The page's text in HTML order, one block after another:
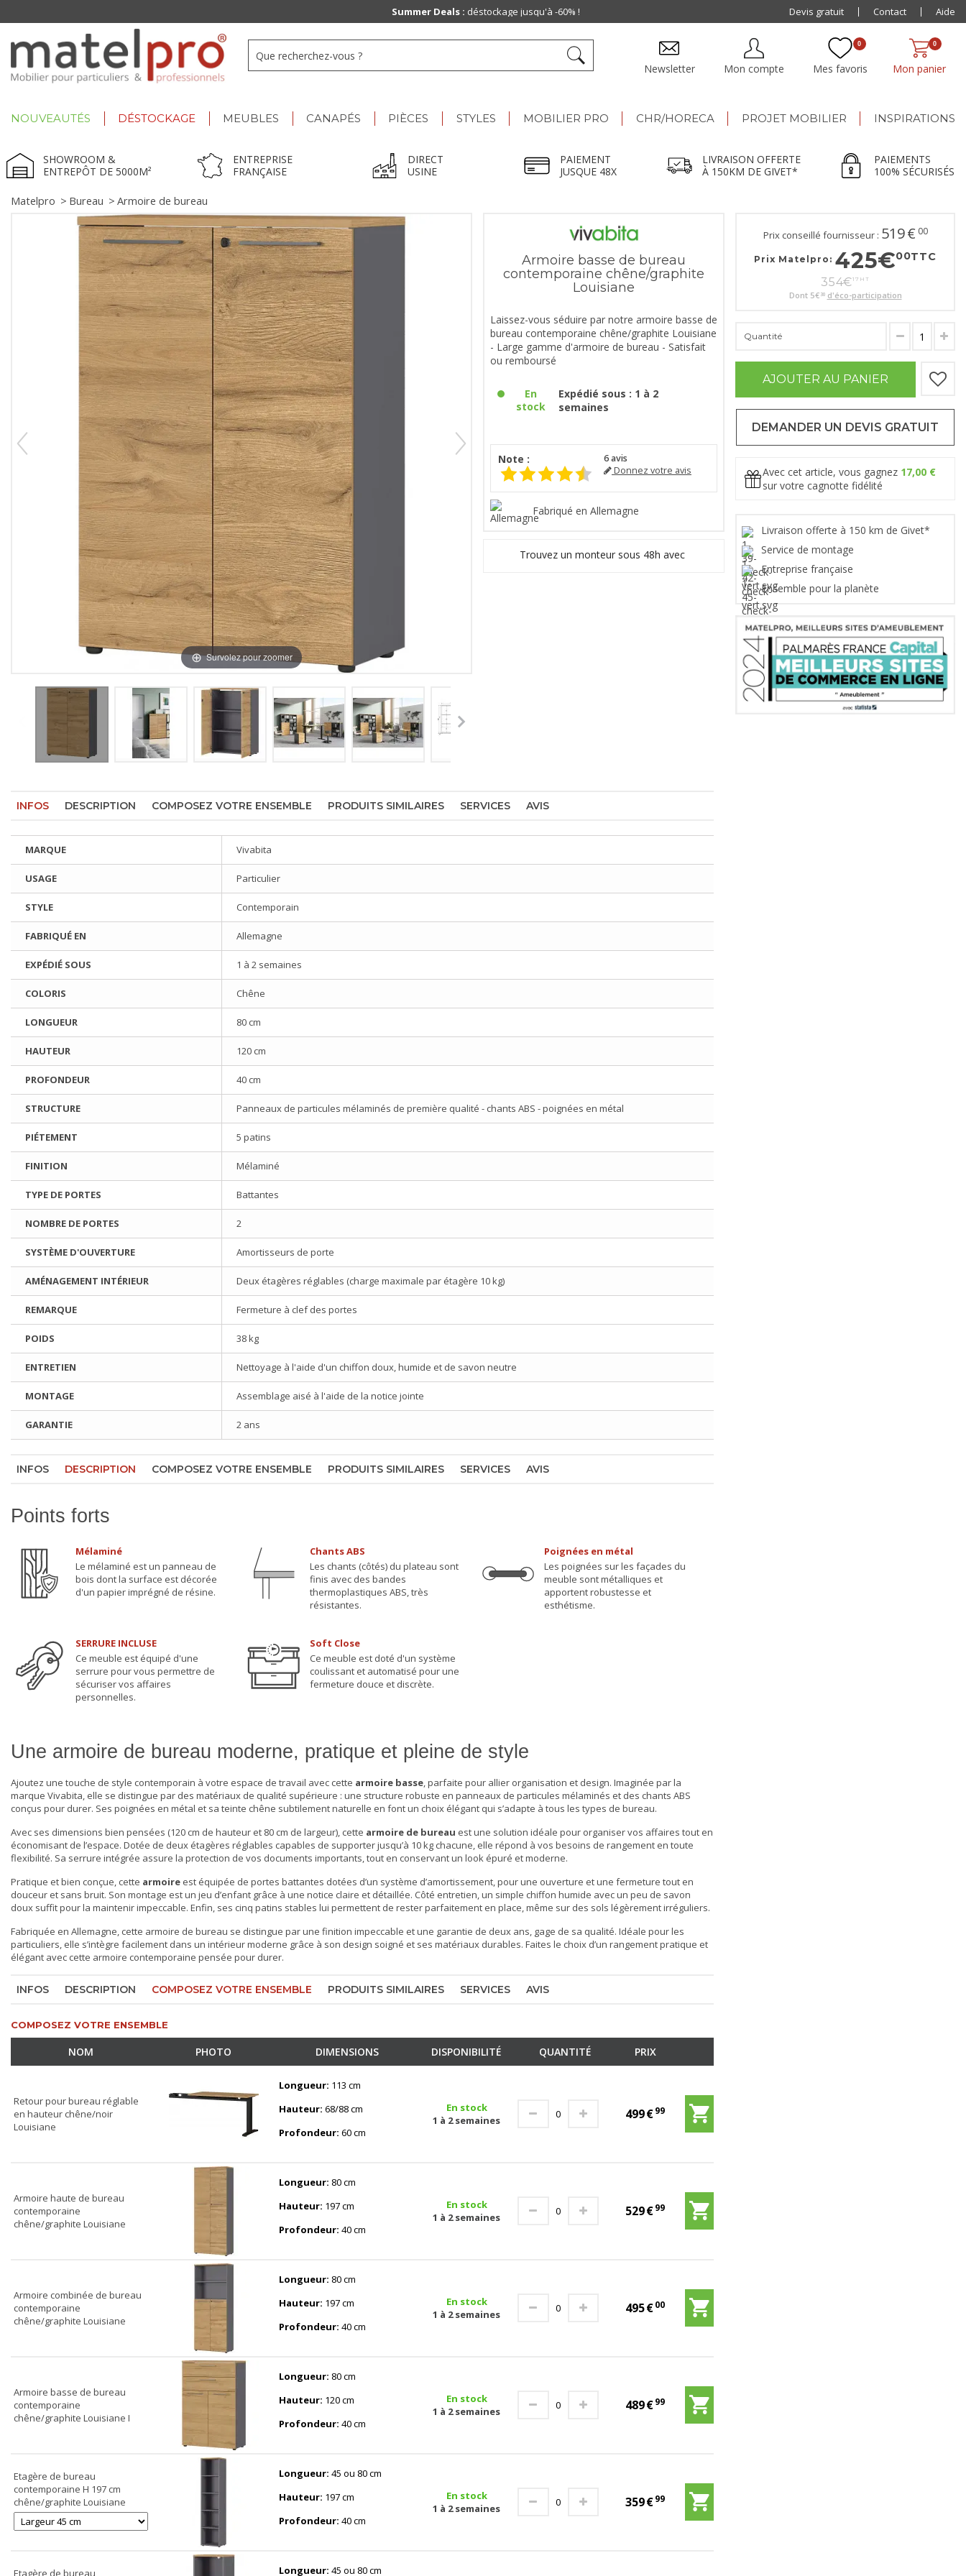
Mon panier
0
Mes favoris
0
Mon compte
Newsletter
NOUVEAUTÉS DÉSTOCKAGE MEUBLES CANAPÉS PIÈCES STYLES MOBILIER PRO CHR/HORECA PROJET MOBILIER INSPIRATIONS
SHOWROOM &
ENTREPÔT DE 5000M²
ENTREPRISE
FRANÇAISE
DIRECT
USINE
PAIEMENT
JUSQUE 48X
LIVRAISON OFFERTE
À 150KM DE GIVET*
PAIEMENTS
100% SÉCURISÉS
Matelpro > Bureau > Armoire de bureau
Survolez pour zoomer
Armoire basse de bureau
contemporaine chêne/graphite
Louisiane
Laissez-vous séduire par notre armoire basse de
bureau contemporaine chêne/graphite Louisiane
- Large gamme d'armoire de bureau - Satisfait
ou remboursé
En
stock
Expédié sous : 1 à 2
semaines
Note : 6avis
Donnez votre avis
Fabriqué en Allemagne
Trouvez un monteur sous 48h avec
INFOS DESCRIPTION COMPOSEZ VOTRE ENSEMBLE PRODUITS SIMILAIRES SERVICES AVIS
MARQUE Vivabita
USAGE Particulier
STYLE Contemporain
FABRIQUÉ EN Allemagne
EXPÉDIÉ SOUS 1 à 2 semaines
COLORIS Chêne
LONGUEUR 80 cm
HAUTEUR 120 cm
PROFONDEUR 40 cm
STRUCTURE Panneaux de particules mélaminés de première qualité - chants ABS - poignées en métal
PIÉTEMENT 5 patins
FINITION Mélaminé
TYPE DE PORTES Battantes
NOMBRE DE PORTES 2
SYSTÈME D'OUVERTURE Amortisseurs de porte
AMÉNAGEMENT INTÉRIEUR Deux étagères réglables (charge maximale par étagère 10 kg)
REMARQUE Fermeture à clef des portes
POIDS 38 kg
ENTRETIEN Nettoyage à l'aide d'un chiffon doux, humide et de savon neutre
MONTAGE Assemblage aisé à l'aide de la notice jointe
GARANTIE 2 ans
INFOS DESCRIPTION COMPOSEZ VOTRE ENSEMBLE PRODUITS SIMILAIRES SERVICES AVIS
Points forts
Mélaminé
Le mélaminé est un panneau de
bois dont la surface est décorée
d'un papier imprégné de résine.
Chants ABS
Les chants (côtés) du plateau sont
finis avec des bandes
thermoplastiques ABS, très
résistantes.
Poignées en métal
Les poignées sur les façades du
meuble sont métalliques et
apportent robustesse et
esthétisme.
SERRURE INCLUSE
Ce meuble est équipé d'une
serrure pour vous permettre de
sécuriser vos affaires
personnelles.
Soft Close
Ce meuble est doté d'un système
coulissant et automatisé pour une
fermeture douce et discrète.
Une armoire de bureau moderne, pratique et pleine de style
Ajoutez une touche de style contemporain à votre espace de travail avec cette armoire basse, parfaite pour allier organisation et design. Imaginée par la
marque Vivabita, elle se distingue par des matériaux de qualité supérieure : une structure robuste en panneaux de particules mélaminés et des chants ABS
conçus pour durer. Ses poignées en métal et sa teinte chêne subtilement naturelle en font un choix élégant qui s’adapte à tous les types de bureau.
Avec ses dimensions bien pensées (120 cm de hauteur et 80 cm de largeur), cette armoire de bureau est une solution idéale pour organiser vos affaires tout en
économisant de l’espace. Dotée de deux étagères réglables capables de supporter jusqu’à 10 kg chacune, elle répond à vos besoins de rangement en toute
flexibilité. Sa serrure intégrée assure la protection de vos documents importants, tout en conservant un look épuré et moderne.
Pratique et bien conçue, cette armoire est équipée de portes battantes dotées d’un système d’amortissement, pour une ouverture et une fermeture tout en
douceur et sans bruit. Son montage est un jeu d’enfant grâce à une notice claire et détaillée. Côté entretien, un simple chiffon humide avec un peu de savon
doux suffit pour la maintenir impeccable. Enfin, ses cinq patins stables lui permettent de rester parfaitement en place, même sur des sols légèrement irréguliers.
Fabriquée en Allemagne, cette armoire de bureau se distingue par une finition impeccable et une garantie de deux ans, gage de sa qualité. Idéale pour les
particuliers, elle s’intègre facilement dans un intérieur moderne grâce à son design soigné et ses matériaux durables. Faites le choix d’un rangement pratique et
élégant avec cette armoire contemporaine pensée pour durer.
INFOS DESCRIPTION COMPOSEZ VOTRE ENSEMBLE PRODUITS SIMILAIRES SERVICES AVIS
COMPOSEZ VOTRE ENSEMBLE
NOM PHOTO DIMENSIONS DISPONIBILITÉ QUANTITÉ PRIX
Retour pour bureau réglable
en hauteur chêne/noir
Louisiane
Longueur: 113 cm
Hauteur: 68/88 cm
Profondeur: 60 cm
En stock
1 à 2 semaines
499€99
Armoire haute de bureau
contemporaine
chêne/graphite Louisiane
Longueur: 80 cm
Hauteur: 197 cm
Profondeur: 40 cm
En stock
1 à 2 semaines
529€99
Armoire combinée de bureau
contemporaine
chêne/graphite Louisiane
Longueur: 80 cm
Hauteur: 197 cm
Profondeur: 40 cm
En stock
1 à 2 semaines
495€00
Armoire basse de bureau
contemporaine
chêne/graphite Louisiane I
Longueur: 80 cm
Hauteur: 120 cm
Profondeur: 40 cm
En stock
1 à 2 semaines
489€99
Etagère de bureau
contemporaine H 197 cm
chêne/graphite Louisiane
Longueur: 45 ou 80 cm
Hauteur: 197 cm
Profondeur: 40 cm
En stock
1 à 2 semaines
359€99
Longueur: 45 ou 80 cm
Prix conseillé fournisseur : 519€ 00
Prix Matelpro: 425€00TTC
354€17 HT
Dont 5€ 30 d'éco-participation
Quantité
AJOUTER AU PANIER
DEMANDER UN DEVIS GRATUIT
Avec cet article, vous gagnez 17,00 €
sur votre cagnotte fidélité
Livraison offerte à 150 km de Givet*
Service de montage
Entreprise française
Ensemble pour la planète
Summer Deals : déstockage jusqu'à -60% ! Paiement jusqu'à48x
Devis gratuit Contact Aide